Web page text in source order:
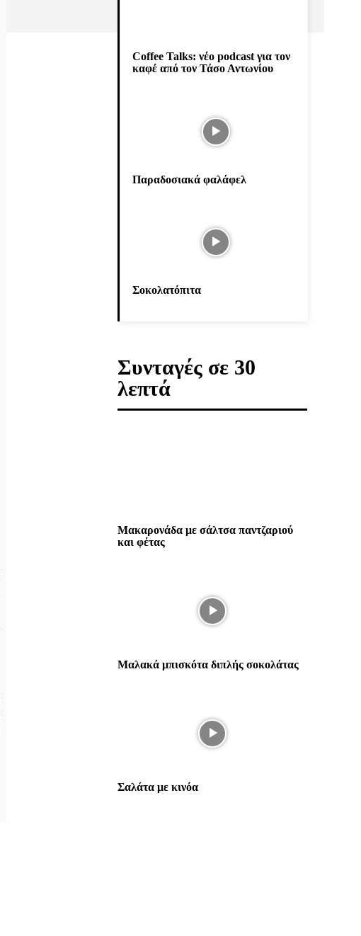
Coffee Talks: νέο podcast για τον
καφέ από τον Τάσο Αντωνίου
Παραδοσιακά φαλάφελ
Σοκολατόπιτα
Συνταγές σε 30
λεπτά
Μακαρονάδα με σάλτσα παντζαριού
και φέτας
Μαλακά μπισκότα διπλής σοκολάτας
Σαλάτα με κινόα